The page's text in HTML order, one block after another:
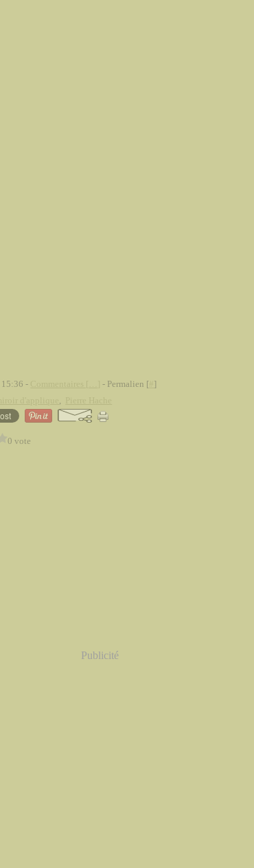
15:36 - - Permalien [ ]
,
0 vote
Publicité